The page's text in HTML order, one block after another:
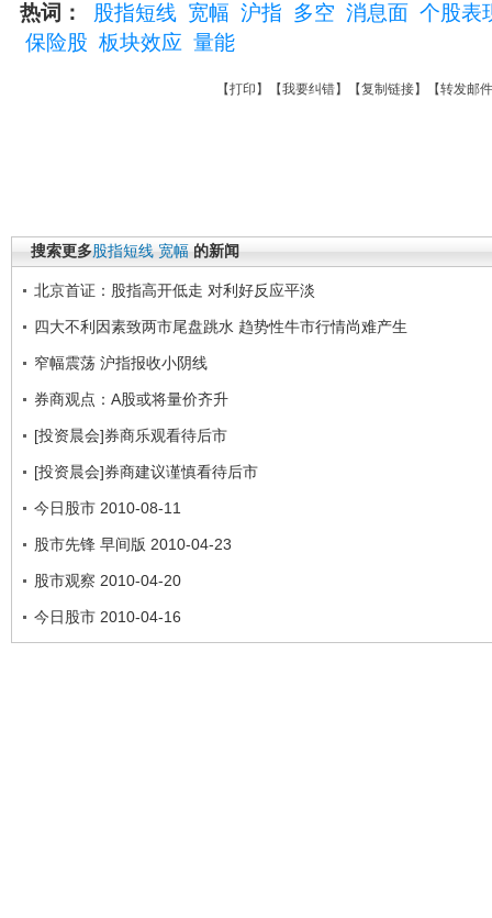
热词： 股指短线 宽幅 沪指 多空 消息面 个股表
保险股 板块效应 量能
【打印 】【我要纠错】【复制链接】【转发邮件
搜索更多股指短线 宽幅 的新闻
北京首证：股指高开低走 对利好反应平淡
四大不利因素致两市尾盘跳水 趋势性牛市行情尚难产生
窄幅震荡 沪指报收小阴线
券商观点：A股或将量价齐升
[投资晨会]券商乐观看待后市
[投资晨会]券商建议谨慎看待后市
今日股市 2010-08-11
股市先锋 早间版 2010-04-23
股市观察 2010-04-20
今日股市 2010-04-16